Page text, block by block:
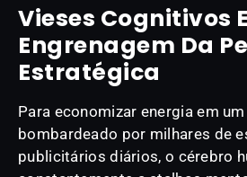
Vieses Cognitivos
Engrenagem Da
Estratégica
Para economizar energia em
bombardeado por milhares de
publicitários diários, o cérebro